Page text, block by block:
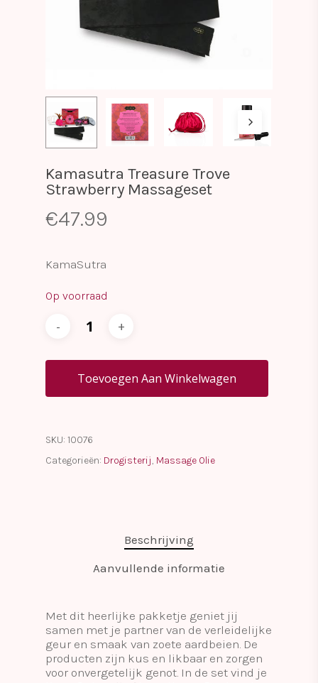
Kamasutra Treasure Trove
Strawberry Massageset
€47.99
KamaSutra
Op voorraad
Toevoegen Aan Winkelwagen
SKU: 10076
Categorieën: Drogisterij, Massage Olie
Beschrijving
Aanvullende informatie
Met dit heerlijke pakketje geniet jij
samen met je partner van de verleidelijke
geur en smaak van zoete aardbeien. De
producten zijn kus en likbaar en zorgen
voor onvergetelijk genot. In de set vind je